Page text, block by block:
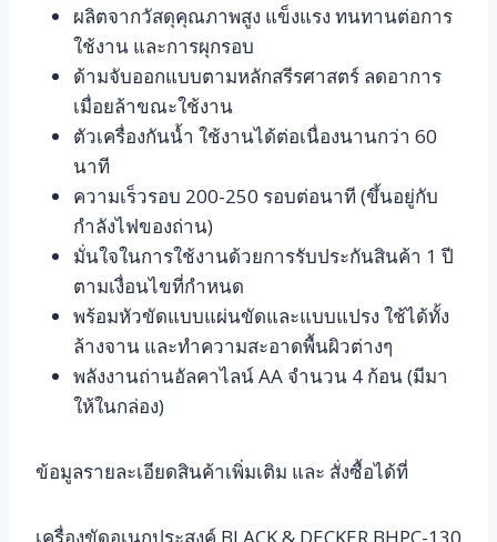
ผลิตจากวัสดุคุณภาพสูง แข็งแรง ทนทานต่อการ
ใช้งาน และการผุกรอบ
ด้ามจับออกแบบตามหลักสรีรศาสตร์ ลดอาการ
เมื่อยล้าขณะใช้งาน
ตัวเครื่องกันน้ำ ใช้งานได้ต่อเนื่องนานกว่า 60
นาที
ความเร็วรอบ 200-250 รอบต่อนาที (ขึ้นอยู่กับ
กำลังไฟของถ่าน)
มั่นใจในการใช้งานด้วยการรับประกันสินค้า 1 ปี
ตามเงื่อนไขที่กำหนด
พร้อมหัวขัดแบบแผ่นขัดและแบบแปรง ใช้ได้ทั้ง
ล้างจาน และทำความสะอาดพื้นผิวต่างๆ
พลังงานถ่านอัลคาไลน์ AA จำนวน 4 ก้อน (มีมา
ให้ในกล่อง)
ข้อมูลรายละเอียดสินค้าเพิ่มเติม และ สั่งซื้อได้ที่
เครื่องขัดอเนกประสงค์ BLACK & DECKER BHPC-130